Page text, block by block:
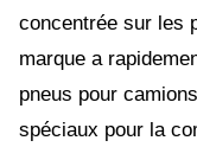
concentrée sur les
marque a
pneus pour
spéciaux pour la